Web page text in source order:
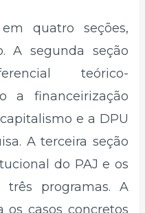
quatro seções,
A segunda seção
teórico-
a financeirização
e a DPU
A terceira seção
do PAJ e os
três programas. A
os casos concretos